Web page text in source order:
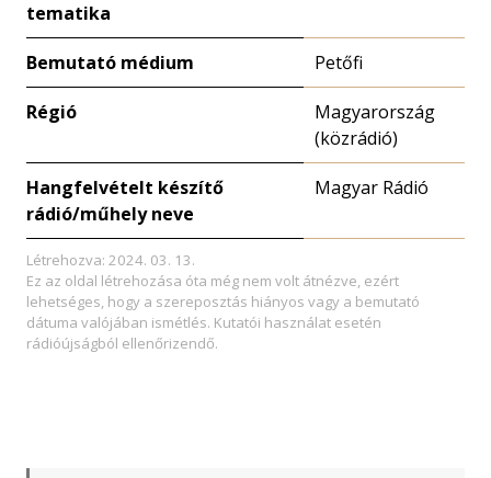
tematika
Bemutató médium Petőfi
Régió
Magyarország
(közrádió)
Hangfelvételt készítő
rádió/műhely neve
Magyar Rádió
Létrehozva: 2024. 03. 13.
Ez az oldal létrehozása óta még nem volt átnézve, ezért
lehetséges, hogy a szereposztás hiányos vagy a bemutató
dátuma valójában ismétlés. Kutatói használat esetén
rádióújságból ellenőrizendő.